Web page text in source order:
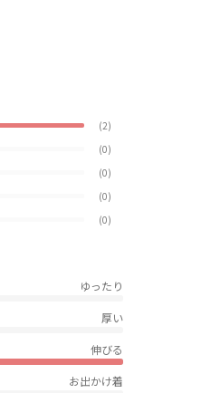
(2)
(0)
(0)
(0)
(0)
ゆったり
厚い
伸びる
お出かけ着